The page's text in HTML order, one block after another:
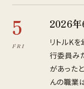
5
FRI
2026
リトルK
行委員み
があった
んの職業